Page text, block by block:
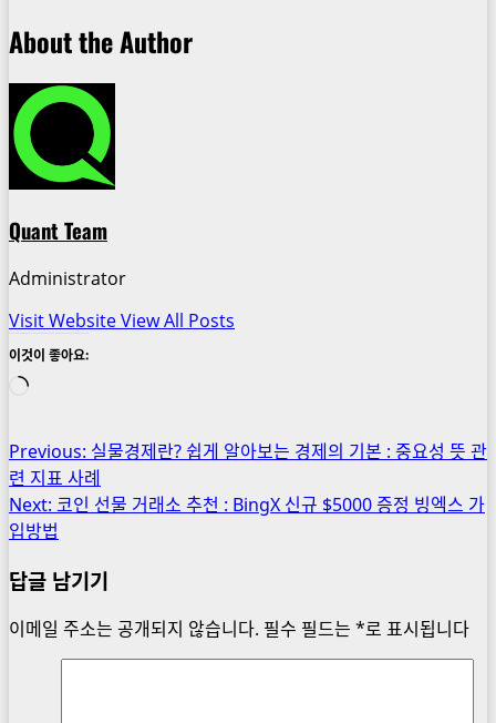
About the Author
Quant Team
Administrator
Visit WebsiteView All Posts
이것이 좋아요:
로
중...
Post
navigation
Previous: 실물경제란? 쉽게 알아보는 경제의 기본 : 중요성 뜻 관
련 지표 사례
Next: 코인 선물 거래소 추천 : BingX 신규 $5000 증정 빙엑스 가
입방법
답글 남기기
이메일 주소는 공개되지 않습니다. 필수 필드는 *로 표시됩니다